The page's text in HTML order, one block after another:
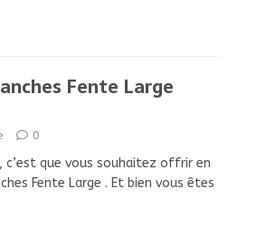
Fente Large
0
c’est que vous souhaitez offrir en
Fente Large . Et bien vous êtes